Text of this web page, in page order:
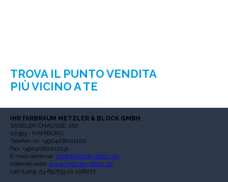
TROVA IL PUNTO VENDITA
PIÙ VICINO A TE
IHR FARBRAUM METZLER & BLOCK GMBH
SASELER CHAUSSE, 162
22393 - HAMBURG
Telefon-nr: +490406001100
Fax: +4904060011031
E-mail-adresse: info@Metzler-block.de
Internetseite: www.metzler-block.de
Lat/Long: 53.651633,10.106077